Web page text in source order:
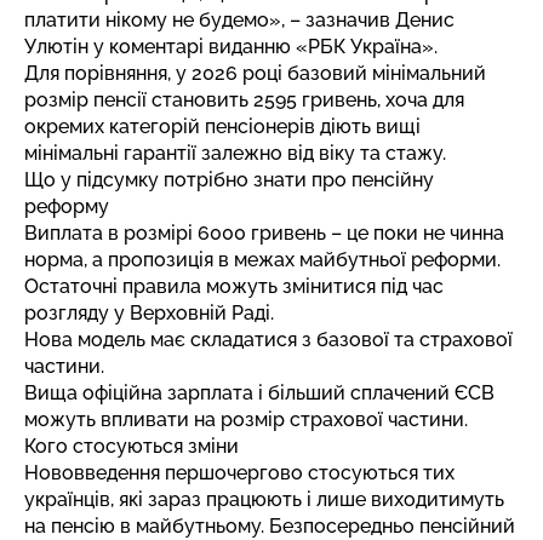
платити нікому не будемо», – зазначив Денис
Улютін у коментарі виданню «РБК Україна».
Для порівняння, у 2026 році базовий мінімальний
розмір пенсії становить 2595 гривень, хоча для
окремих категорій пенсіонерів діють вищі
мінімальні гарантії залежно від віку та стажу.
Що у підсумку потрібно знати про пенсійну
реформу
Виплата в розмірі 6000 гривень – це поки не чинна
норма, а пропозиція в межах майбутньої реформи.
Остаточні правила можуть змінитися під час
розгляду у Верховній Раді.
Нова модель має складатися з базової та страхової
частини.
Вища офіційна зарплата і більший сплачений ЄСВ
можуть впливати на розмір страхової частини.
Кого стосуються зміни
Нововведення першочергово стосуються тих
українців, які зараз працюють і лише виходитимуть
на пенсію в майбутньому. Безпосередньо пенсійний